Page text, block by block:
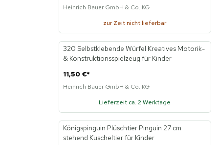
Heinrich Bauer GmbH & Co. KG
zur Zeit nicht lieferbar
Neu
320 Selbstklebende Würfel Kreatives Motorik-
& Konstruktionsspielzeug für Kinder
11,50 €*
Heinrich Bauer GmbH & Co. KG
Lieferzeit ca. 2 Werktage
Neu
Königspinguin Plüschtier Pinguin 27 cm
stehend Kuscheltier für Kinder